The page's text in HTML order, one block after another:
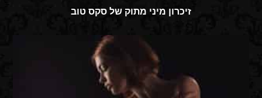
זיכרון מיני מתוק של סקס טוב